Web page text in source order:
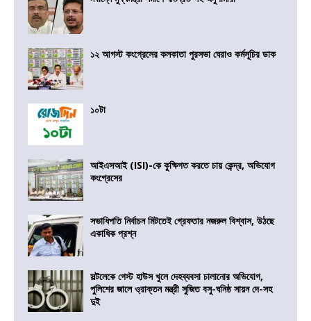
১২ আগস্ট কংগ্রেসের কলকাতা পুরসভা ঘেরাও কর্মসূচির ডাক
১০টা
আইএসআই (ISI)-কে কুক্ষিগত করতে চায় কেন্দ্র, অভিযোগ
কংগ্রেসের
সভাধিপতি নির্বাচন মিটতেই গ্রেফতার নজরুল বিশ্বাস, উঠছে
একাধিক প্রশ্ন
সল্টলেকে গেস্ট হাউস খুলে দেহব্যবসা চালানোর অভিযোগ,
পুলিশের জালে ও্রাক্তন মন্ত্রী সুজিত বসু-ঘনিষ্ঠ সায়ন দে-সহ
দুই